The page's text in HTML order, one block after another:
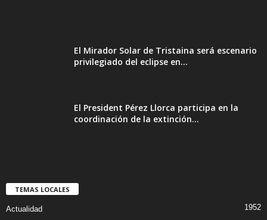
El Mirador Solar de Tristaina será escenario
privilegiado del eclipse en...
El President Pérez Llorca participa en la
coordinación de la extinción...
TEMAS LOCALES
Actualidad 1952